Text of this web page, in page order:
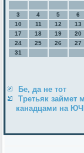
3
4 5 6
10
11 12 13
17
18 19 20
24
25 26 27
31
Бе, да не тот
Третьяк займет
канадцами на